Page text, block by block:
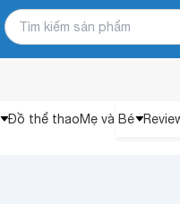
Đồ thể thaoMẹ và Bé